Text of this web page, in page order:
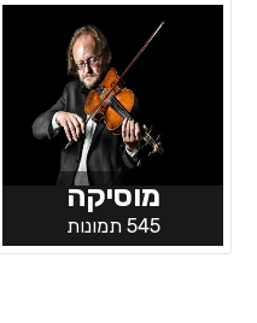
מוסיקה
545 תמונות